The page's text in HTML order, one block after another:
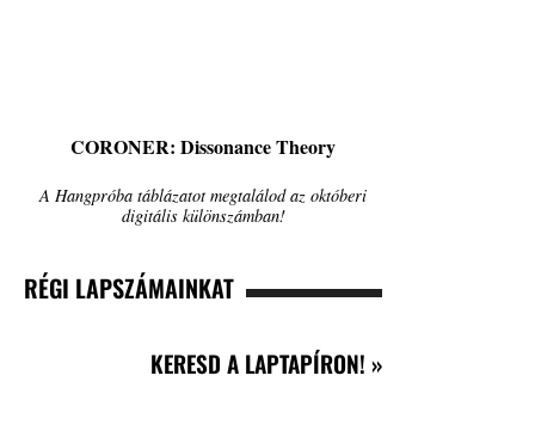
CORONER: Dissonance Theory
A Hangpróba táblázatot megtalálod az októberi
digitális különszámban!
RÉGI LAPSZÁMAINKAT
KERESD A LAPTAPÍRON! »